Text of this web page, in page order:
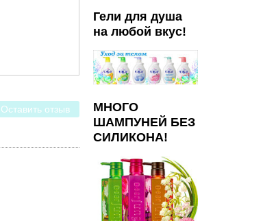
Оставить отзыв
Гели для душа
на любой вкус!
МНОГО
ШАМПУНЕЙ БЕЗ
СИЛИКОНА!